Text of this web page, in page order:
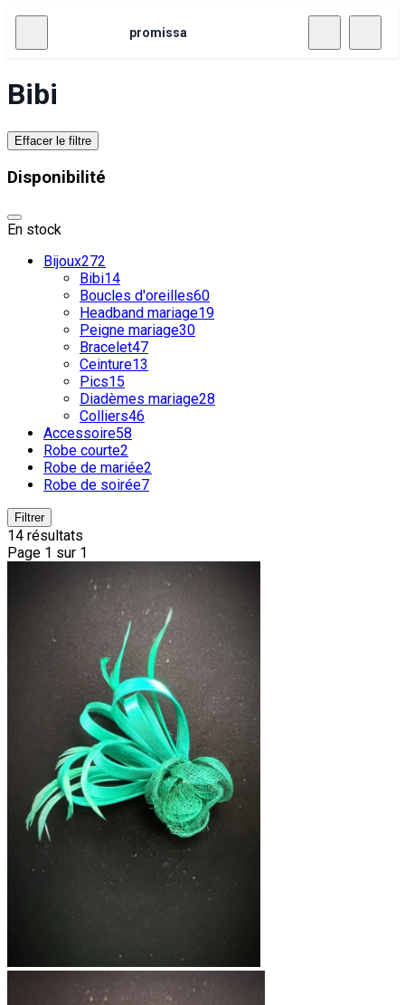
promissa
Bibi
Effacer le filtre
Disponibilité
En stock
Bijoux272
Bibi14
Boucles d'oreilles60
Headband mariage19
Peigne mariage30
Bracelet47
Ceinture13
Pics15
Diadèmes mariage28
Colliers46
Accessoire58
Robe courte2
Robe de mariée2
Robe de soirée7
Filtrer
14 résultats
Page 1 sur 1